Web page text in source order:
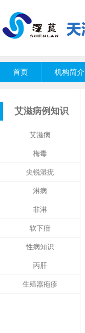
首页 机构简介
艾滋病例知识
艾滋病
梅毒
尖锐湿疣
淋病
非淋
软下疳
性病知识
丙肝
生殖器疱疹